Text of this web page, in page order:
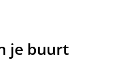
je buurt